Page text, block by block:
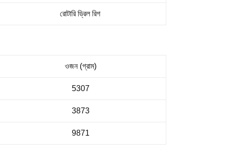
রোটারি ড্রিল রিগ
ওজন (গ্রাম)
5307
3873
9871